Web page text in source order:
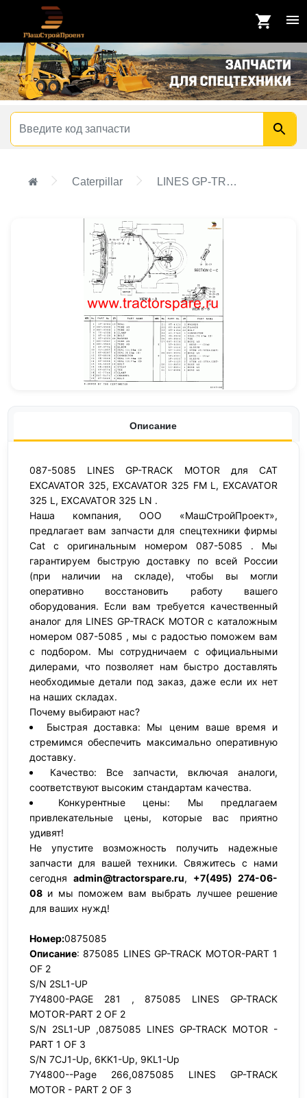
Caterpillar LINES GP-TRACK MOTOR
Описание
087-5085 LINES GP-TRACK MOTOR для CAT
EXCAVATOR 325, EXCAVATOR 325 FM L, EXCAVATOR
325 L, EXCAVATOR 325 LN .
Наша компания, ООО «МашСтройПроект»,
предлагает вам запчасти для спецтехники фирмы
Cat с оригинальным номером 087-5085 . Мы
гарантируем быструю доставку по всей России
(при наличии на складе), чтобы вы могли
оперативно восстановить работу вашего
оборудования. Если вам требуется качественный
аналог для LINES GP-TRACK MOTOR с каталожным
номером 087-5085 , мы с радостью поможем вам
с подбором. Мы сотрудничаем с официальными
дилерами, что позволяет нам быстро доставлять
необходимые детали под заказ, даже если их нет
на наших складах.
Почему выбирают нас?
Быстрая доставка: Мы ценим ваше время и
стремимся обеспечить максимально оперативную
доставку.
Качество: Все запчасти, включая аналоги,
соответствуют высоким стандартам качества.
Конкурентные цены: Мы предлагаем
привлекательные цены, которые вас приятно
удивят!
Не упустите возможность получить надежные
запчасти для вашей техники. Свяжитесь с нами
сегодня admin@tractorspare.ru, +7(495) 274-06-
08 и мы поможем вам выбрать лучшее решение
для ваших нужд!
Номер:0875085
Описание: 875085 LINES GP-TRACK MOTOR-PART 1
OF 2
S/N 2SL1-UP
7Y4800-PAGE 281 , 875085 LINES GP-TRACK
MOTOR-PART 2 OF 2
S/N 2SL1-UP ,0875085 LINES GP-TRACK MOTOR -
PART 1 OF 3
S/N 7CJ1-Up, 6KK1-Up, 9KL1-Up
7Y4800--Page 266,0875085 LINES GP-TRACK
MOTOR - PART 2 OF 3